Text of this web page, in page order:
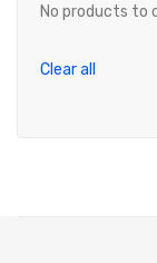
No products to
Clear all